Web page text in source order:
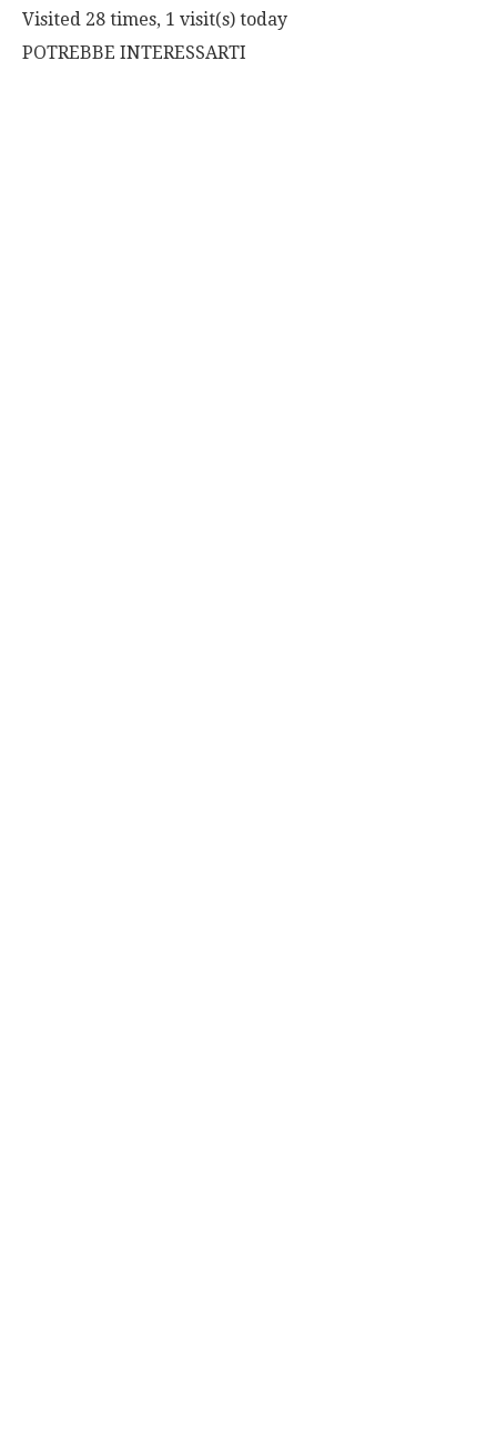
Visited 28 times, 1 visit(s) today
POTREBBE INTERESSARTI